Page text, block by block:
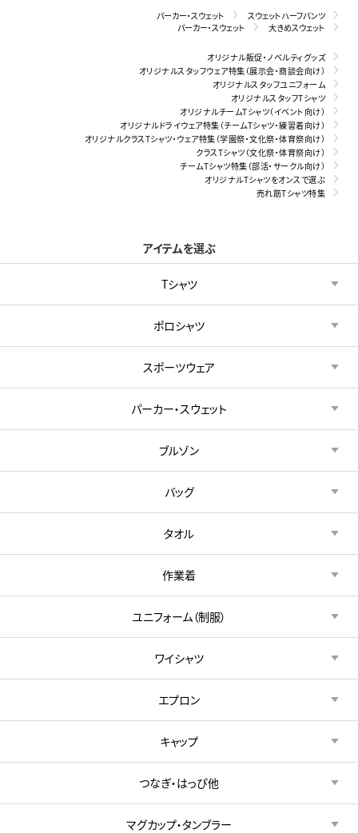
パーカー・スウェット
スウェットハーフパンツ
パーカー・スウェット
大きめスウェット
オリジナル販促・ノベルティグッズ
オリジナルスタッフウェア特集（展示会・商談会向け）
オリジナルスタッフユニフォーム
オリジナルスタッフTシャツ
オリジナルチームTシャツ（イベント向け）
オリジナルドライウェア特集（チームTシャツ・練習着向け）
オリジナルクラスTシャツ・ウェア特集（学園祭・文化祭・体育祭向け）
クラスTシャツ（文化祭・体育祭向け）
チームTシャツ特集（部活・サークル向け）
オリジナルTシャツをオンスで選ぶ
売れ筋Tシャツ特集
アイテムを選ぶ
Tシャツ
ポロシャツ
スポーツウェア
パーカー・スウェット
ブルゾン
バッグ
タオル
作業着
ユニフォーム（制服）
ワイシャツ
エプロン
キャップ
つなぎ・はっぴ他
マグカップ・タンブラー